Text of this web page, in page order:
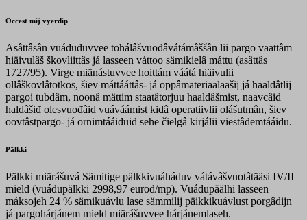
Occest mij vyerdip
Asâttâsân vuáđuduvvee tohálâšvuođâvátámâššân lii pargo vaattâm
hiäivulâš škovliittâs já lasseen váttoo sämikielâ máttu (asâttâs
1727/95). Virge miänástuvvee hoittám váátá hiäivulii
ollâškovlâtotkos, šiev máttááttâs- já oppâmateriaalaašij já haaldâtlij
pargoi tubdâm, noonâ mättim staatâtorjuu haaldâšmist, naavcâid
haldâšiđ olesvuođâid vuáváámist kidâ operatiivlii olášutmân, šiev
oovtâstpargo- já ornimtááiđuid sehe čielgâ kirjálii viestâdemtááiđu.
Pälkki
Pälkki miärášuvá Sämitige pälkkivuáháduv vátávâšvuotâtääsi IV/II
mield (vuáđupälkki 2998,97 eurod/mp). Vuáđupäälhi lasseen
máksojeh 24 % sämikuávlu lase sämmilij päikkikuávlust porgâdijn
já pargohárjánem mield miärášuvvee hárjánemlaseh.